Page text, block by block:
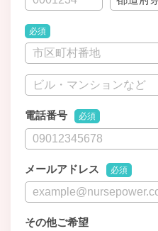
必須
電話番号 必須
メールアドレス 必須
その他ご希望